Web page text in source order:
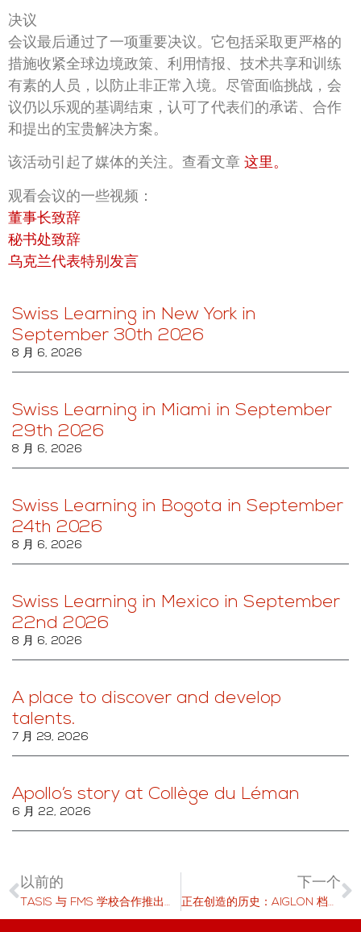
决议
会议最后通过了一项重要决议。它包括采取更严格的
措施收紧全球边境政策、利用情报、技术共享和训练
有素的人员，以防止非正常入境。尽管面临挑战，会
议仍以乐观的基调结束，认可了代表们的承诺、合作
和提出的宝贵解决方案。
该活动引起了媒体的关注。查看文章 这里。
观看会议的一些视频：
董事长致辞
秘书处致辞
乌克兰代表特别发言
Swiss Learning in New York in
September 30th 2026
8 月 6, 2026
Swiss Learning in Miami in September
29th 2026
8 月 6, 2026
Swiss Learning in Bogota in September
24th 2026
8 月 6, 2026
Swiss Learning in Mexico in September
22nd 2026
8 月 6, 2026
A place to discover and develop
talents.
7 月 29, 2026
Apollo’s story at Collège du Léman
6 月 22, 2026
以前的
TASIS 与 FMS 学校合作推出新运动计划
下一个
正在创造的历史：AIGLON 档案项目启动